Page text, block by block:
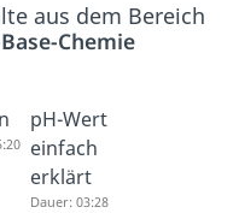
aus dem Bereich
Chemie
pH-Wert
einfach
erklärt
Dauer: 03:28